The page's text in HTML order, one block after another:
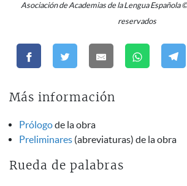
Asociación de Academias de la Lengua Española
reservados
Más información
Prólogode la obra
Preliminares (abreviaturas) de la obra
Rueda de palabras